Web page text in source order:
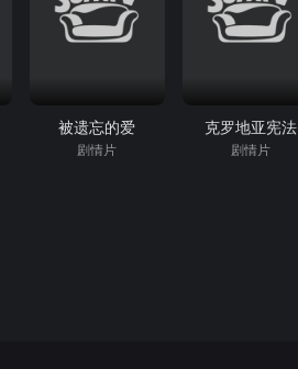
被遗忘的爱
剧情片
克罗地亚宪法
剧情片